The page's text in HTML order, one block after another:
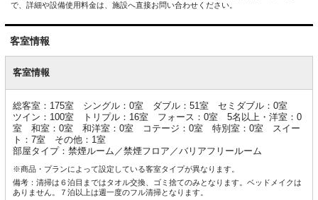
で、詳細や設備使用料金は、施設へ直接お問い合わせください。
客室情報
室客室情報
総客室：175室 シングル：0室 ダブル：51室 セミダブル：0室
ツイン：100室 トリプル：16室 フォース：0室 5名以上・洋室：0
室 和室：0室 和洋室：0室 コテージ：0室 特別室：0室 スイー
ト：7室 その他：1室
部屋タイプ：禁煙ルーム／禁煙フロア／バリアフリールーム
※商品・プランによって設定している客室タイプが異なります。
備考：清掃は６泊目まではタオル交換、ゴミ捨てのみとなります。ベッドメイクは
ありません。７泊以上は週一度のフル清掃となります。